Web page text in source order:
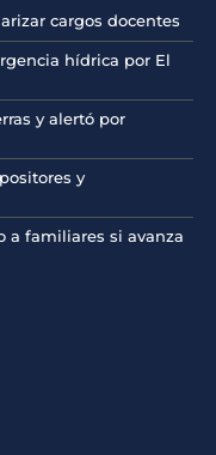
cargos docentes
hídrica por El
y alertó por
y
a familiares si avanza